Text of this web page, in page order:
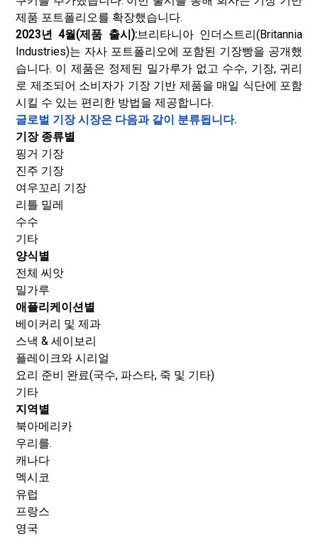
제품 포트폴리오를 확장했습니다.
2023년 4월(제품 출시):브리타니아 인더스트리(Britannia
Industries)는 자사 포트폴리오에 포함된 기장빵을 공개했
습니다. 이 제품은 정제된 밀가루가 없고 수수, 기장, 귀리
로 제조되어 소비자가 기장 기반 제품을 매일 식단에 포함
시킬 수 있는 편리한 방법을 제공합니다.
글로벌 기장 시장은 다음과 같이 분류됩니다.
기장 종류별
핑거 기장
진주 기장
여우꼬리 기장
리틀 밀레
수수
기타
양식별
전체 씨앗
밀가루
애플리케이션별
베이커리 및 제과
스낵 & 세이보리
플레이크와 시리얼
요리 준비 완료(국수, 파스타, 죽 및 기타)
기타
지역별
북아메리카
우리를.
캐나다
멕시코
유럽
프랑스
영국